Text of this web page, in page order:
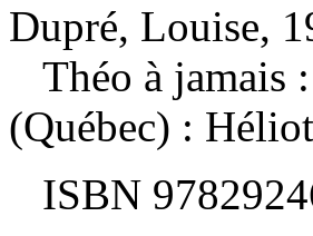
Dupré, Louise,
Théo à jamais
(Québec) :
ISBN